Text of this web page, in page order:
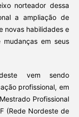
norteador dessa
a ampliação de
novas habilidades e
em seus
vem sendo
profissional, em
Profissional
(Rede Nordeste de